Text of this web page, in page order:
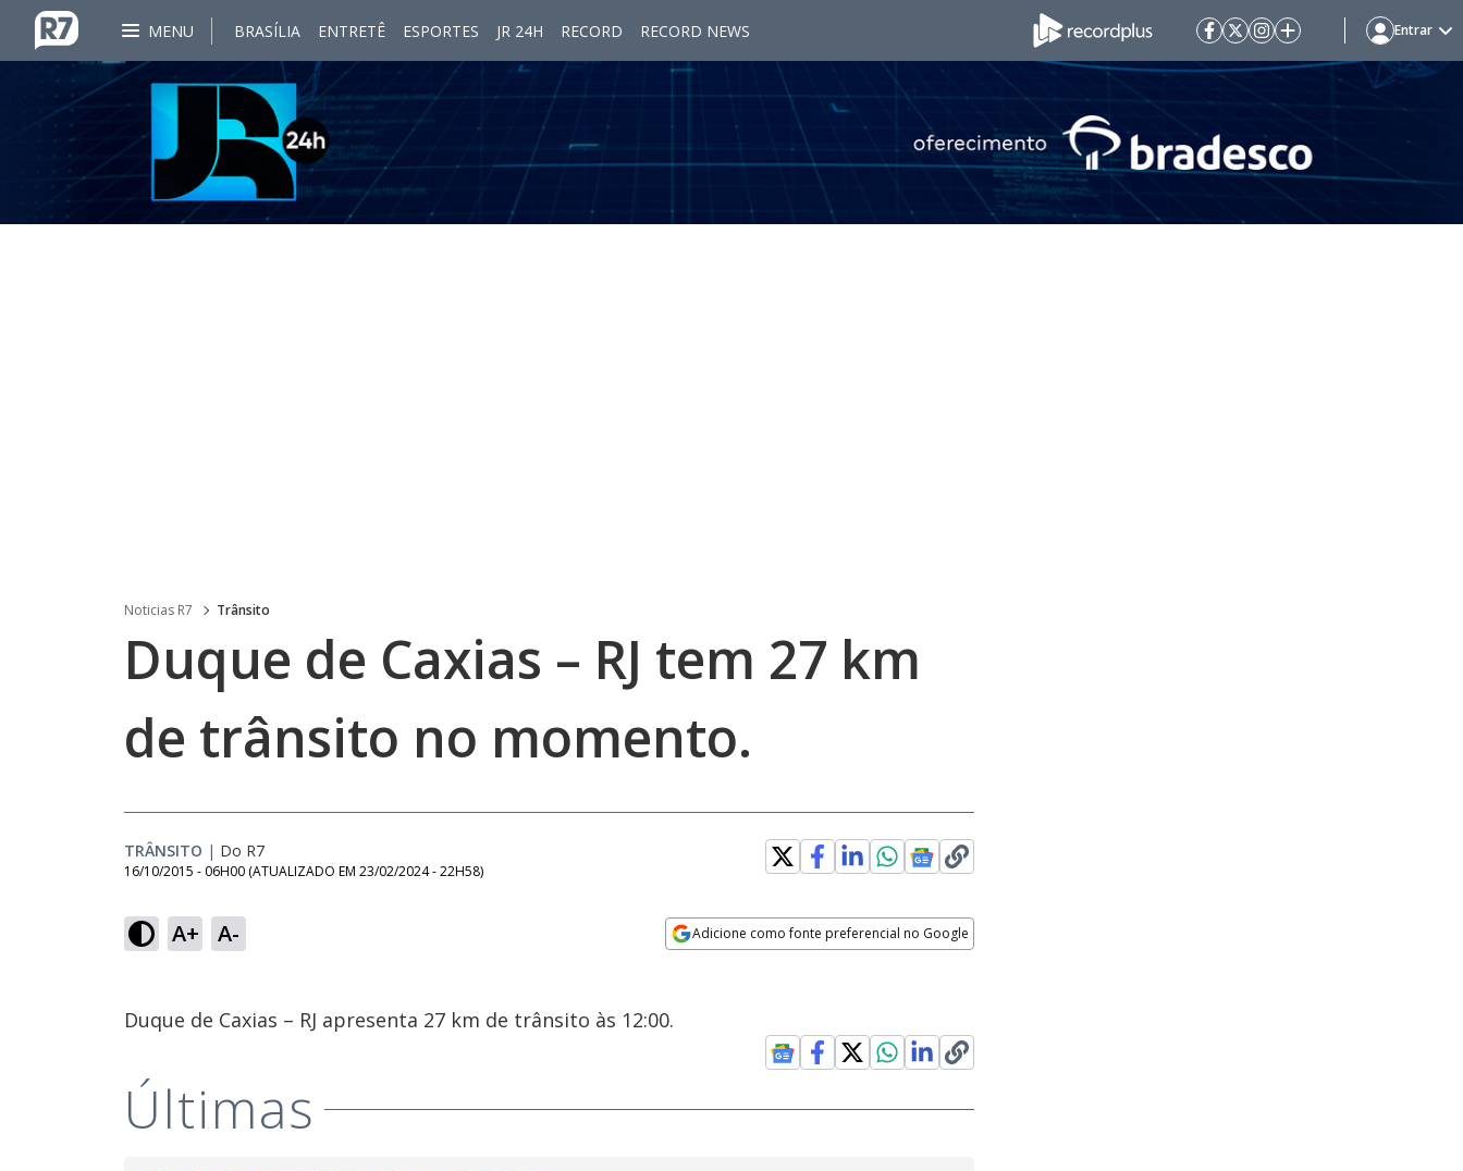
MENU BRASÍLIA ENTRETÊ ESPORTES JR 24H RECORD RECORD NEWS Entrar
Noticias R7 Trânsito
Duque de Caxias – RJ tem 27 km
de trânsito no momento.
TRÂNSITO | Do R7
16/10/2015 - 06H00 (ATUALIZADO EM 23/02/2024 - 22H58)
A+ A- Adicione como fonte preferencial no Google
Duque de Caxias – RJ apresenta 27 km de trânsito às 12:00.
Últimas